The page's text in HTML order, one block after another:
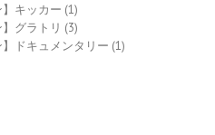
】キッカー (1)
】グラトリ (3)
】ドキュメンタリー (1)